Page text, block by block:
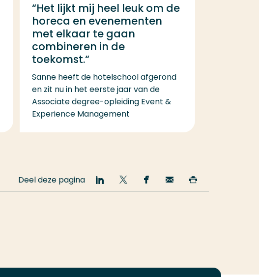
“Het lijkt mij heel leuk om de
horeca en evenementen
met elkaar te gaan
combineren in de
toekomst.“
Sanne heeft de hotelschool afgerond
en zit nu in het eerste jaar van de
Associate degree-opleiding Event &
Experience Management
Deel deze pagina
Deel
op
Deel
op
Deel
op
Email
deze deze